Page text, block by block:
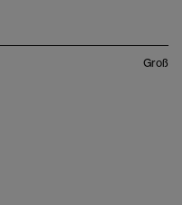
Groß